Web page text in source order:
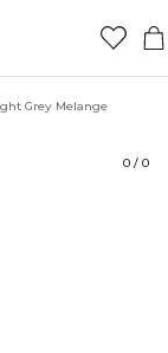
Grey Melange
0 / 0